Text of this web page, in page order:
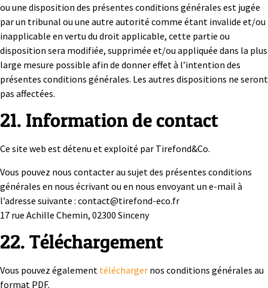
ou une disposition des présentes conditions générales est jugée
par un tribunal ou une autre autorité comme étant invalide et/ou
inapplicable en vertu du droit applicable, cette partie ou
disposition sera modifiée, supprimée et/ou appliquée dans la plus
large mesure possible afin de donner effet à l’intention des
présentes conditions générales. Les autres dispositions ne seront
pas affectées.
21. Information de contact
Ce site web est détenu et exploité par Tirefond&Co.
Vous pouvez nous contacter au sujet des présentes conditions
générales en nous écrivant ou en nous envoyant un e-mail à
l’adresse suivante : contact@tirefond-eco.fr
17 rue Achille Chemin, 02300 Sinceny
22. Téléchargement
Vous pouvez également télécharger nos conditions générales au
format PDF.